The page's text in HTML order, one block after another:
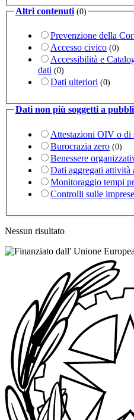
Altri contenuti (0)
Prevenzione della
Accesso civico (0)
Accessibilità e
dati (0)
Dati ulteriori (0)
Dati non più soggetti a
Attestazioni OIV o di
Burocrazia zero (0)
Benessere
Dati aggregati attività
Monitoraggio tempi
Controlli sulle imprese
Nessun risultato